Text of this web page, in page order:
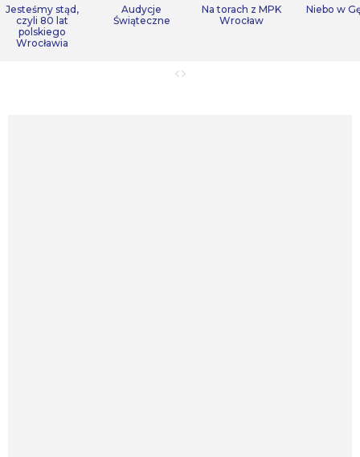
Jesteśmy stąd,
czyli 80 lat
polskiego
Wrocławia
Audycje
Świąteczne
Na torach z MPK
Wrocław
Niebo w